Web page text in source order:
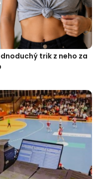
trik z neho za